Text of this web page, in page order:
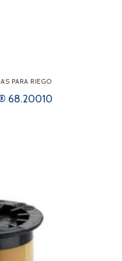
PARA RIEGO
68.20010